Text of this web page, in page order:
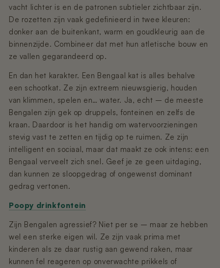
vacht lichter is en de patronen subtieler zichtbaar zijn.
De rozetten zijn vaak gedefinieerd in twee kleuren:
donker aan de buitenkant, warm en goudkleurig aan de
binnenzijde. Combineer dat met hun atletische bouw en
ze vallen gegarandeerd op.
En dan het karakter. Een Bengaal kat is alles behalve
een schootkat. Ze zijn extreem nieuwsgierig, houden
van klimmen, spelen en… water. Ja, echt – de meeste
Bengalen zijn gek op druppels, fonteinen en zelfs de
kraan. Daardoor is het handig om watervoorzieningen
stevig vast te zetten en tijdig op te ruimen. Ze zijn
intelligent en sociaal, maar dat maakt ze ook intens: een
Bengaal verveelt zich snel. Geef je ze geen uitdaging,
dan kunnen ze sloopgedrag of ongewenst dominant
gedrag vertonen.
Poopy drinkfontein
Zijn Bengalen agressief? Niet per se – maar ze hebben
wel een sterke eigen wil. Ze zijn vaak prima met
kinderen als ze daar rustig aan gewend raken, maar
kunnen fel reageren op onverwachte prikkels of